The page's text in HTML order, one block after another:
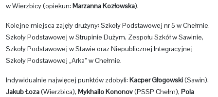
w Wierzbicy (opiekun: Marzanna Kozłowska).
Kolejne miejsca zajęły drużyny: Szkoły Podstawowej nr 5 w Chełmie,
Szkoły Podstawowej w Strupinie Dużym, Zespołu Szkół w Sawinie,
Szkoły Podstawowej w Stawie oraz Niepublicznej Integracyjnej
Szkoły Podstawowej „Arka” w Chełmie.
Indywidualnie najwięcej punktów zdobyli: Kacper Głogowski(Sawin),
Jakub Łoza(Wierzbica), Mykhailo Kononov(PSSP Chełm), Pola